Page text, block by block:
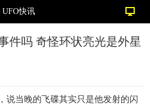
UFO快讯
件吗 奇怪环状亮光是外星
说当晚的飞碟其实只是他发射的闪